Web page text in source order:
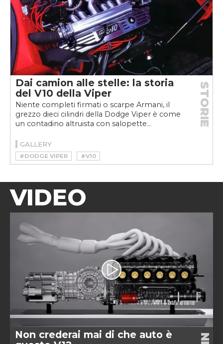
Dai camion alle stelle: la storia
del V10 della Viper
Niente completi firmati o scarpe Armani, il
grezzo dieci cilindri della Dodge Viper è come
un contadino altruista con salopette...
STORIE
GALLERY
#DODGE VIPER #V10
VIDEO
Non crederai mai di che auto è